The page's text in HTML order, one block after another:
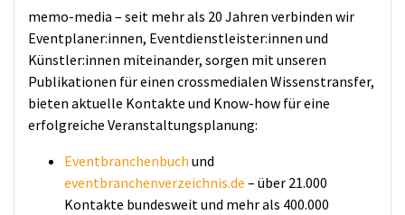
memo-media – seit mehr als 20 Jahren verbinden wir
Eventplaner:innen, Eventdienstleister:innen und
Künstler:innen miteinander, sorgen mit unseren
Publikationen für einen crossmedialen Wissenstransfer,
bieten aktuelle Kontakte und Know-how für eine
erfolgreiche Veranstaltungsplanung:
Eventbranchenbuch und
eventbranchenverzeichnis.de – über 21.000
Kontakte bundesweit und mehr als 400.000